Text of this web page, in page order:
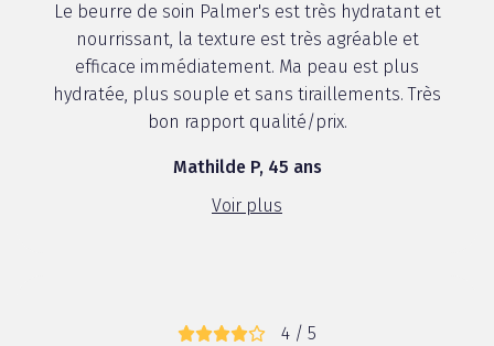
Le beurre de soin Palmer's est très hydratant et
nourrissant, la texture est très agréable et
efficace immédiatement. Ma peau est plus
hydratée, plus souple et sans tiraillements. Très
bon rapport qualité/prix.
Mathilde P, 45 ans
Voir plus
4 / 5